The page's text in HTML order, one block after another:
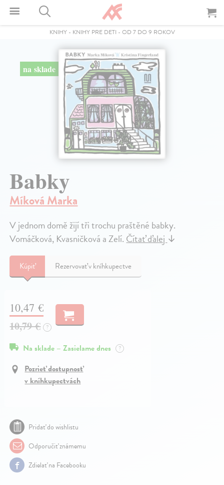
KNIHY- KNIHY PRE DETI - OD 7 DO 9 ROKOV
na sklade
Babky
Míková Marka
V jednom domě žijí tři trochu praštěné babky.
Vomáčková, Kvasničková a Zelí. Čítať ďalej ↓
Kúpiť Rezervovať v kníhkupectve
10,47 €
10,79 € ?
Na sklade – Zasielame dnes ?
Pozrieť dostupnosť
v kníhkupectvách
Pridať do wishlistu
Odporučiť známemu
Zdielať na Facebooku